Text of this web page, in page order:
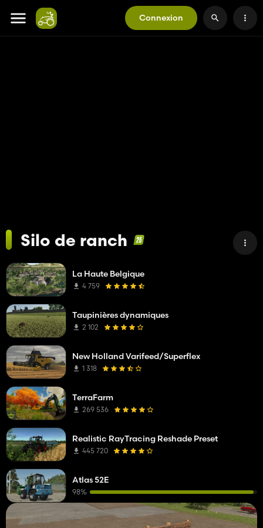
Connexion
Silo de ranch
La Haute Belgique
4 759
Taupinières dynamiques
2 102
New Holland Varifeed/Superflex
1 318
TerraFarm
269 536
Realistic RayTracing Reshade Preset
445 720
Atlas 52E
98%